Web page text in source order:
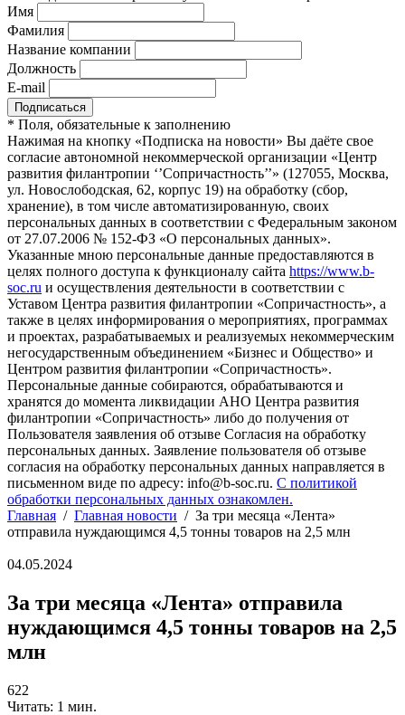
Имя
Фамилия
Название компании
Должность
E-mail
* Поля, обязательные к заполнению
Нажимая на кнопку «Подписка на новости» Вы даёте свое
согласие автономной некоммерческой организации «Центр
развития филантропии ‘’Сопричастность’’» (127055, Москва,
ул. Новослободская, 62, корпус 19) на обработку (сбор,
хранение), в том числе автоматизированную, своих
персональных данных в соответствии с Федеральным законом
от 27.07.2006 № 152-ФЗ «О персональных данных».
Указанные мною персональные данные предоставляются в
целях полного доступа к функционалу сайта https://www.b-
soc.ru и осуществления деятельности в соответствии с
Уставом Центра развития филантропии «Сопричастность», а
также в целях информирования о мероприятиях, программах
и проектах, разрабатываемых и реализуемых некоммерческим
негосударственным объединением «Бизнес и Общество» и
Центром развития филантропии «Сопричастность».
Персональные данные собираются, обрабатываются и
хранятся до момента ликвидации АНО Центра развития
филантропии «Сопричастность» либо до получения от
Пользователя заявления об отзыве Согласия на обработку
персональных данных. Заявление пользователя об отзыве
согласия на обработку персональных данных направляется в
письменном виде по адресу: info@b-soc.ru. С политикой
обработки персональных данных ознакомлен.
Главная / Главная новости / За три месяца «Лента»
отправила нуждающимся 4,5 тонны товаров на 2,5 млн
04.05.2024
За три месяца «Лента» отправила
нуждающимся 4,5 тонны товаров на 2,5
млн
622
Читать: 1 мин.